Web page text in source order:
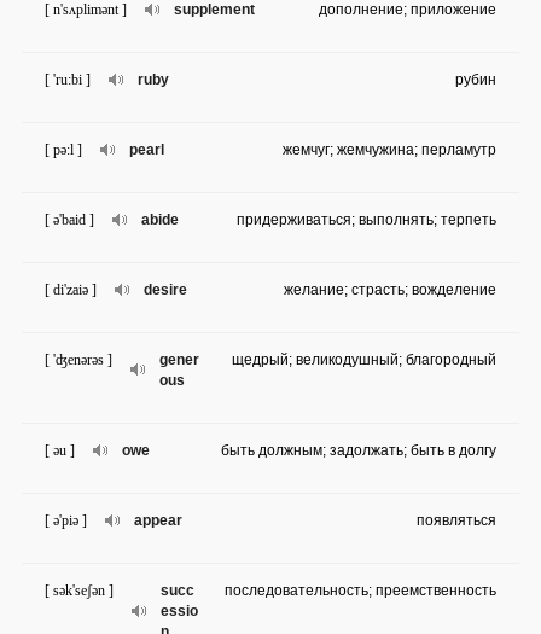
supplement
[ n'sʌplimənt ] дополнение; приложение
ruby
[ 'ru:bi ] рубин
pearl
[ pə:l ] жемчуг; жемчужина; перламутр
abide
[ ə'baid ] придерживаться; выполнять; терпеть
desire
[ di'zaiə ] желание; страсть; вожделение
gener
ous
[ 'ʤenərəs ] щедрый; великодушный; благородный
owe
[ əu ] быть должным; задолжать; быть в долгу
appear
[ ə'piə ] появляться
succ
essio
[ sək'seʃən ] последовательность; преемственность